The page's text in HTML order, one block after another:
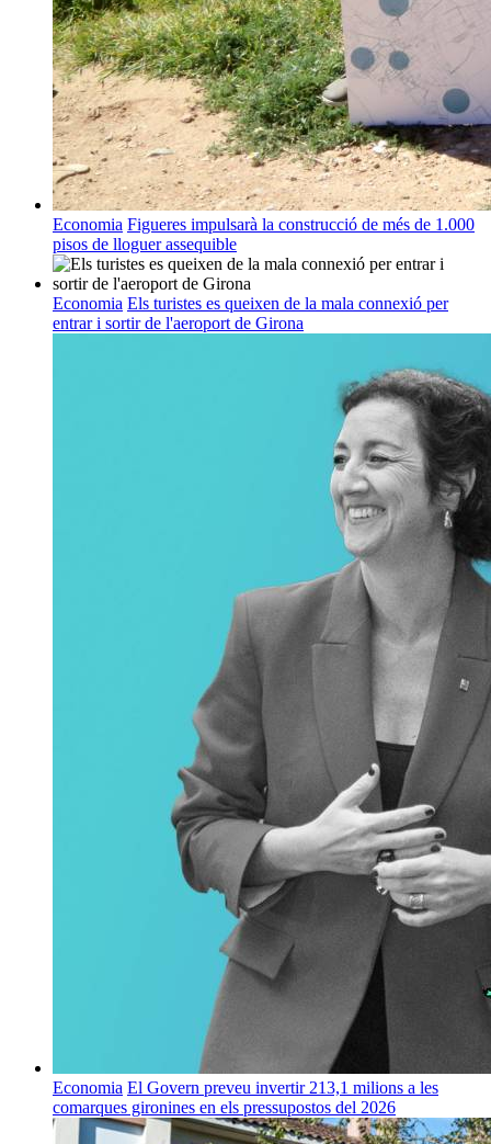
Economia Figueres impulsarà la construcció de més de 1.000
pisos de lloguer assequible
Economia Els turistes es queixen de la mala connexió per
entrar i sortir de l'aeroport de Girona
Economia El Govern preveu invertir 213,1 milions a les
comarques gironines en els pressupostos del 2026